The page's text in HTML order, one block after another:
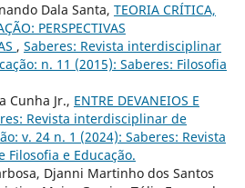
Dala Santa, TEORIA CRÍTICA,
PERSPECTIVAS
, Saberes: Revista interdisciplinar
n. 11 (2015): Saberes: Filosofia
Cunha Jr., ENTRE DEVANEIOS E
Revista interdisciplinar de
v. 24 n. 1 (2024): Saberes: Revista
e Educação.
Djanni Martinho dos Santos